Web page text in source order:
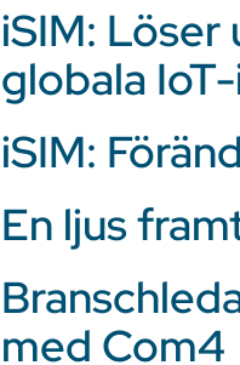
iSIM:
globala
iSIM:
En ljus
med Com4